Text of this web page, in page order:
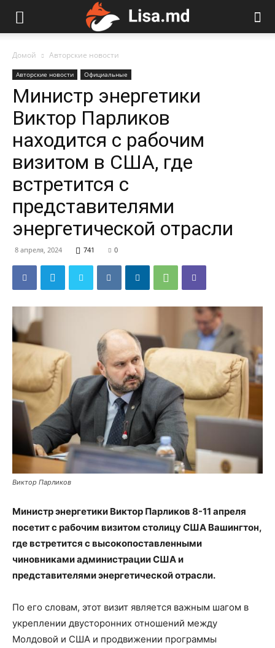
Домой Авторские новости
Авторские новости Официальные
Министр энергетики
Виктор Парликов
находится с рабочим
визитом в США, где
встретится с
представителями
энергетической отрасли
8 апреля, 2024 741 0
Виктор Парликов
Министр энергетики Виктор Парликов 8-11 апреля
посетит с рабочим визитом столицу США Вашингтон,
где встретится с высокопоставленными
чиновниками администрации США и
представителями энергетической отрасли.
По его словам, этот визит является важным шагом в
укреплении двусторонних отношений между
Молдовой и США и продвижении программы